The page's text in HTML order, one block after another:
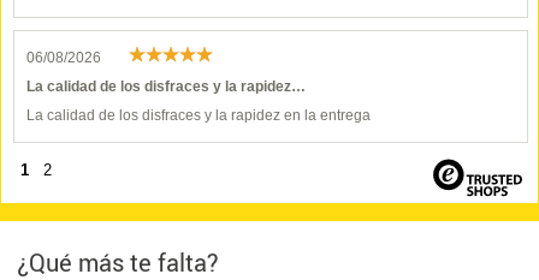
06/08/2026
La calidad de los disfraces y la rapidez…
La calidad de los disfraces y la rapidez en la entrega
1 2
¿Qué más te falta?